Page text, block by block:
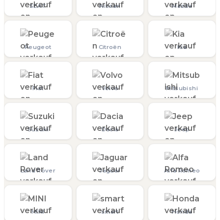
SEAT Nissan Mazda
Peugeot Citroën Kia
Fiat Volvo Mitsubishi
Suzuki Dacia Jeep
Land Rover Jaguar Alfa Romeo
MINI smart Honda